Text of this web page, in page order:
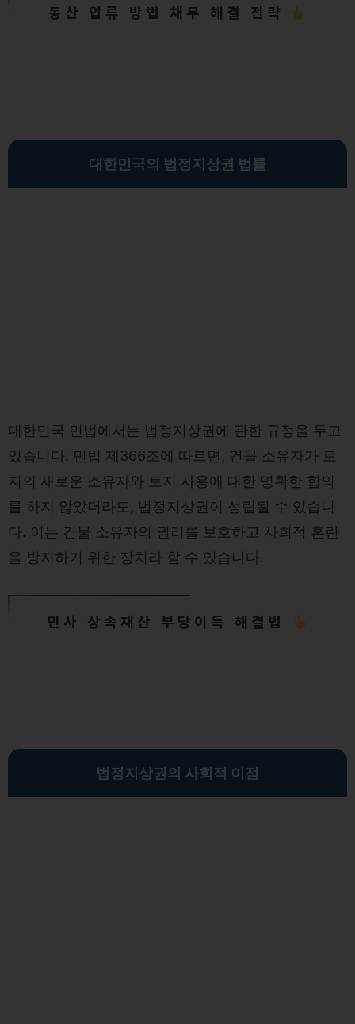
동산 압류 방법 채무 해결 전략
대한민국의 법정지상권 법률
대한민국 민법에서는 법정지상권에 관한 규정을 두고
있습니다. 민법 제366조에 따르면, 건물 소유자가 토
지의 새로운 소유자와 토지 사용에 대한 명확한 합의
를 하지 않았더라도, 법정지상권이 성립될 수 있습니
다. 이는 건물 소유자의 권리를 보호하고 사회적 혼란
을 방지하기 위한 장치라 할 수 있습니다.
민사 상속재산 부당이득 해결법
법정지상권의 사회적 이점